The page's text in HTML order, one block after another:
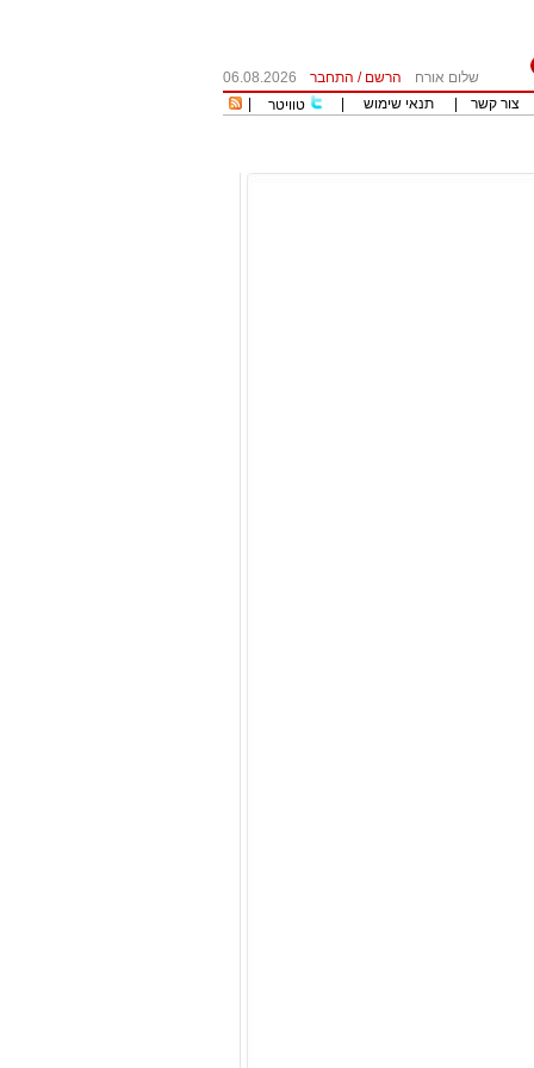
שלום אורח הרשם / התחבר
06.08.2026
צור קשר תנאי שימוש טוויטר